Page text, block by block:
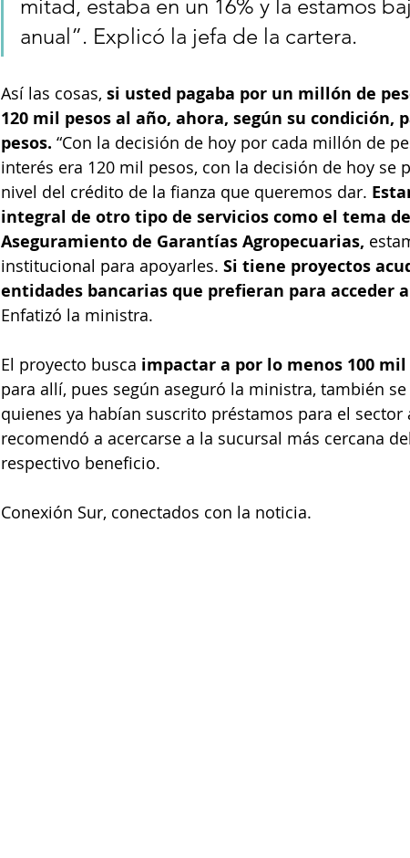
mitad, estaba en un 16% y la estamos
anual”. Explicó la jefa de la cartera.
Así las cosas, si usted pagaba por un millón de
120 mil pesos al año, ahora, según su condición,
pesos. “Con la decisión de hoy por cada millón de
interés era 120 mil pesos, con la decisión de hoy se
nivel del crédito de la fianza que queremos dar.
integral de otro tipo de servicios como el tema
Aseguramiento de Garantías Agropecuarias,
institucional para apoyarles. Si tiene proyectos
entidades bancarias que prefieran para acceder
Enfatizó la ministra.
El proyecto busca impactar a por lo menos 100
para allí, pues según aseguró la ministra, también
quienes ya habían suscrito préstamos para el
recomendó a acercarse a la sucursal más cercana
respectivo beneficio.
Conexión Sur, conectados con la noticia.